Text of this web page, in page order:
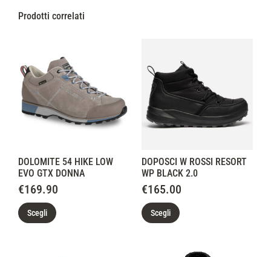
Prodotti correlati
DOLOMITE 54 HIKE LOW
EVO GTX DONNA
€169.90
Scegli
DOPOSCI W ROSSI RESORT
WP BLACK 2.0
€165.00
Scegli